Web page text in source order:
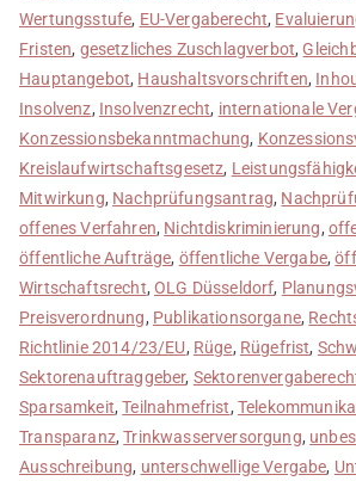
Wertungsstufe, EU-Vergaberecht,
Fristen, gesetzliches Zuschlagverbot,
Hauptangebot, Haushaltsvorschriften,
Insolvenz, Insolvenzrecht, internationale
Konzessionsbekanntmachung,
Kreislaufwirtschaftsgesetz,
Mitwirkung, Nachprüfungsantrag,
offenes Verfahren, Nichtdiskriminierung,
öffentliche Aufträge, öffentliche Vergabe,
Wirtschaftsrecht,OLG Düsseldorf,
Preisverordnung, Publikationsorgane,
Richtlinie 2014/23/EU, Rüge, Rügefrist,
Sektorenauftraggeber,
Sparsamkeit,Teilnahmefrist,
Transparanz,Trinkwasserversorgung,
Ausschreibung, unterschwellige Vergabe,